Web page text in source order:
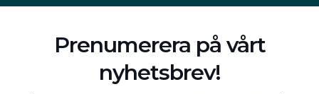
Prenumerera på vårt
nyhetsbrev!